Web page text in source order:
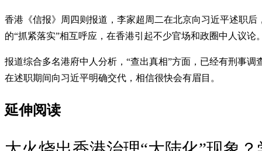
香港《信报》周四则报道，李家超周二在北京向习近平述职
的“抓紧落实”相互呼应，在香港引起不少官场和政圈中人议论
报道综合多名港府中人分析，“查出真相”方面，已经有刑事
在述职期间向习近平明确交代，相信很快会有眉目。
延伸阅读